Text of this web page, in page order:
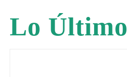
Lo Último